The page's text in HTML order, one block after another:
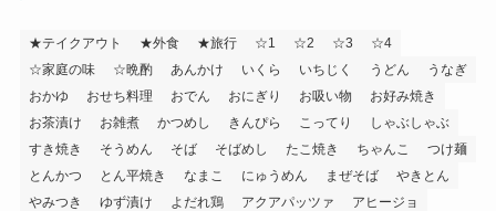
★テイクアウト ★外食 ★旅行 ☆1 ☆2 ☆3
☆4
☆家庭の味
☆晩酌 あんかけ いくら いちじく うどん
うなぎ
おかゆ
おせち料理 おでん おにぎり お吸い物
お好み焼き
お茶漬け
お雑煮 かつめし きんぴら こってり
しゃぶしゃぶ
すき焼き
そうめん そば そばめし たこ焼き ちゃんこ
つけ麺
とんかつ
とん平焼き なまこ にゅうめん まぜそば
やきとん
やみつき
ゆず漬け よだれ鶏 アクアパッツァ
アヒージョ